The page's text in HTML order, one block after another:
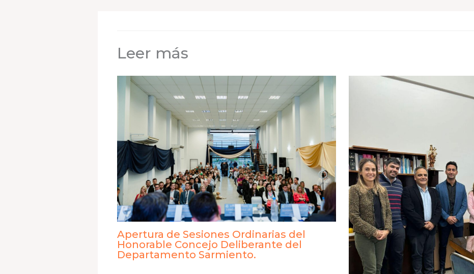
Leer más
Apertura de Sesiones Ordinarias del
Honorable Concejo Deliberante del
Departamento Sarmiento.